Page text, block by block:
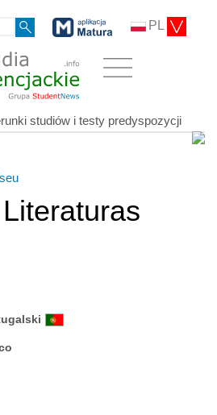
PL
studiów i testy predyspozycji